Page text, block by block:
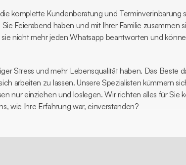
komplette Kundenberatung und Terminverinbarung
Feierabend haben und mit Ihrer Familie zusammen
nicht mehr jeden Whatsapp beantworten und
Stress und mehr Lebensqualität haben. Das Beste
arbeiten zu lassen. Unsere Spezialisten kümmern
nur einziehen und loslegen. Wir richten alles für Sie
wie Ihre Erfahrung war, einverstanden?